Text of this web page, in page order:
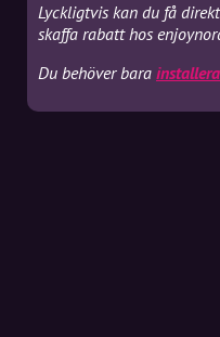
Lyckligtvis kan du få
skaffa rabatt hos
Du behöver bara